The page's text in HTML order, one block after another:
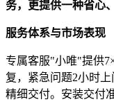
务，更提供一种省心
服务体系与市场表现
专属客服"小唯"提供
复，紧急问题2小时
精细交付。安装交付